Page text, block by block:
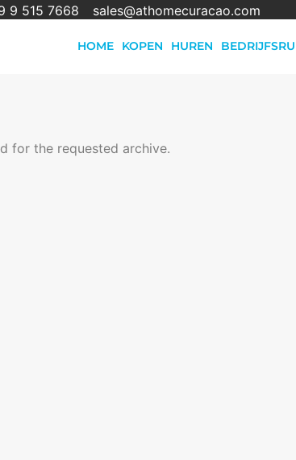
9 515 7668 sales@athomecuracao.com
HOME KOPEN HUREN
for the requested archive.